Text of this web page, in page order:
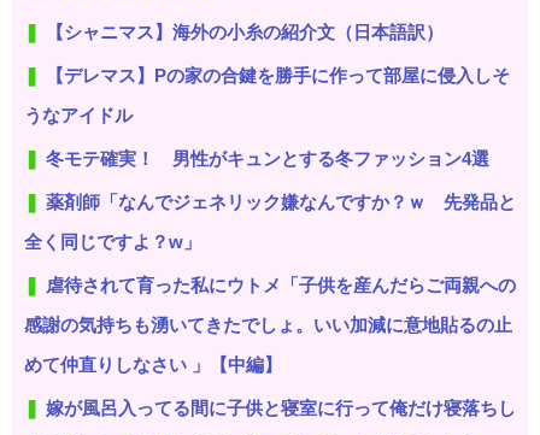
【シャニマス】海外の小糸の紹介文（日本語訳）
【デレマス】Pの家の合鍵を勝手に作って部屋に侵入しそ
うなアイドル
冬モテ確実！ 男性がキュンとする冬ファッション4選
薬剤師「なんでジェネリック嫌なんですか？ｗ 先発品と
全く同じですよ？w」
虐待されて育った私にウトメ「子供を産んだらご両親への
感謝の気持ちも湧いてきたでしょ。いい加減に意地貼るの止
めて仲直りしなさい 」【中編】
嫁が風呂入ってる間に子供と寝室に行って俺だけ寝落ちし